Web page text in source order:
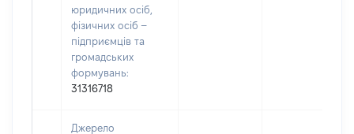
юридичних осіб,
фізичних осіб –
підприємців та
громадських
формувань:
31316718
Джерело